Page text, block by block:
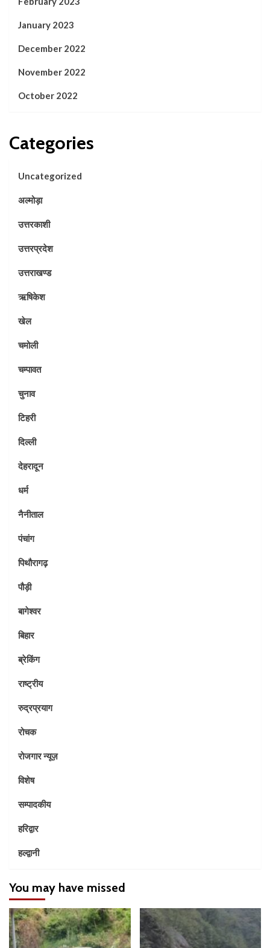
January 2023
December 2022
November 2022
October 2022
Categories
Uncategorized
अल्मोड़ा
उत्तरकाशी
उत्तरप्रदेश
उत्तराखण्ड
ऋषिकेश
खेल
चमोली
चम्पावत
चुनाव
टिहरी
दिल्ली
देहरादून
धर्म
नैनीताल
पंचांग
पिथौरागढ़
पौड़ी
बागेश्वर
बिहार
ब्रेकिंग
राष्ट्रीय
रुद्रप्रयाग
रोचक
रोजगार न्यूज़
विशेष
सम्पादकीय
हरिद्वार
हल्द्वानी
You may have missed